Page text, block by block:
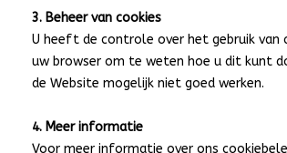
3. Beheer van cookies
U heeft de controle over het gebruik van
uw browser om te weten hoe u dit kunt
de Website mogelijk niet goed werken.
4. Meer informatie
Voor meer informatie over ons